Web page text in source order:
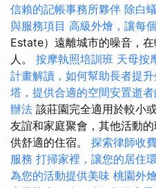
信賴的記帳事務所夥伴 除白
與服務項目 高級外燴，讓每
Estate）遠離城市的噪音，
人。 按摩執照培訓班 天母按
計畫解讀，如何幫助長者提
塔，提供合適的空間安置逝
辦法 該莊園完全適用於較小
友誼和家庭聚會，其他活動
供舒適的住宿。 探索律師收
服務 打掃家裡，讓您的居住
為您的活動提供美味 桃園外